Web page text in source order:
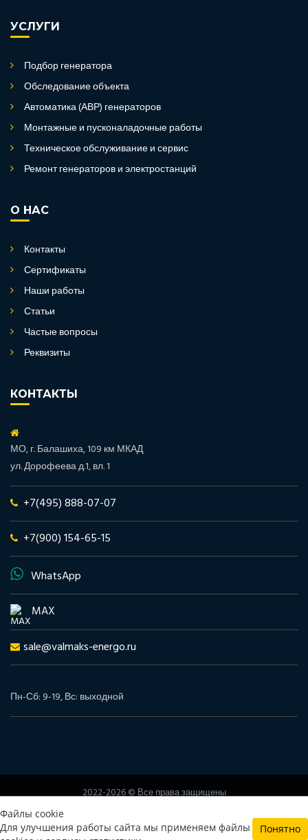
Файлы cookie
Для улучшения работы сайта мы применяем файлы
Понятно
УСЛУГИ
Подбор генератора
Обследование объекта
Автоматика (АВР) генераторов
Монтажные и пусконаладочные работы
Техническое обслуживание и сервис
Ремонт генераторов и электростанций
О НАС
Контакты
Сертификаты
Наши работы
Статьи
Частые вопросы
Реквизиты
КОНТАКТЫ
МО, г. Балашиха, 109 км МКАД
ул. Дорофеева д.1, вл. 1
+7(495) 888-07-07
+7(900) 154-65-15
WhatsApp
MAX
sale@valmaks-energo.ru
Пн-Сб: 9-19, Вс: выходной
2022-2026 © Все права защищены
Политика конфиденциальности
Согласие на обработку